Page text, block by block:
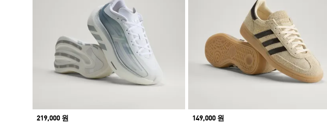
Price
219,000 원
Price
149,000 원